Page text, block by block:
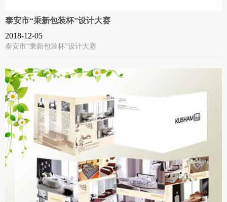
泰安市“秉新包装杯”设计大赛
2018-12-05
泰安市“秉新包装杯”设计大赛